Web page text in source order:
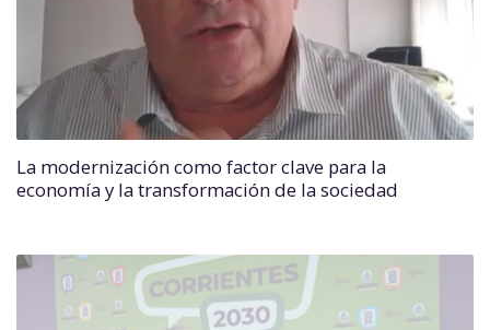
La modernización como factor clave para la
economía y la transformación de la sociedad